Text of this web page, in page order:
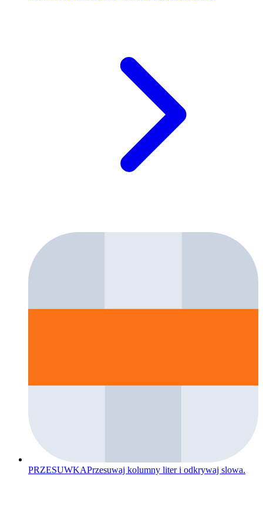
PRZESUWKAPrzesuwaj kolumny liter i odkrywaj slowa.